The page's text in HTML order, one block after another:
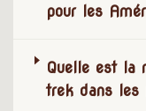
pour les
Quelle est la
trek dans les